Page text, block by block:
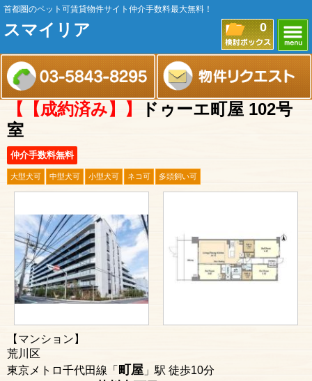
首都圏のペット可賃貸物件サイト仲介手数料最大無料！
スマイリア 0
【【成約済み】】
ドゥーエ町屋 102号
室
仲介手数料無料
大型犬可 中型犬可 小型犬可 ネコ可 多頭飼い可
【マンション】
荒川区
東京メトロ千代田線「 町屋 」駅 徒歩10分